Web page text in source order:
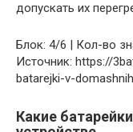
допускать их
Блок: 4/6 | Кол-во
Источник: https://
batarejki-v-
Какие